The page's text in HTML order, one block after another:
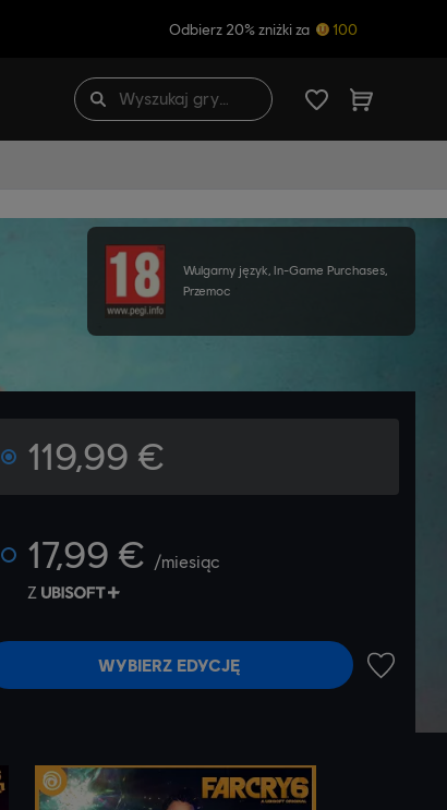
Odbierz 20% zniżki za 100
Wulgarny język, In-Game Purchases,
Przemoc
119,99 €
17,99 € /miesiąc
Z
WYBIERZ EDYCJĘ